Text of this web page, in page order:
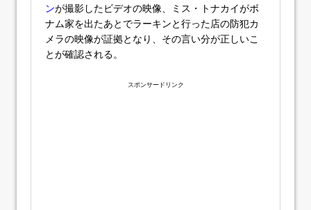
ンが撮影したビデオの映像、ミス・トナカイがボ
ナム家を出たあとでラーキンと行った店の防犯カ
メラの映像が証拠となり、その言い分が正しいこ
とが確認される。
スポンサードリンク